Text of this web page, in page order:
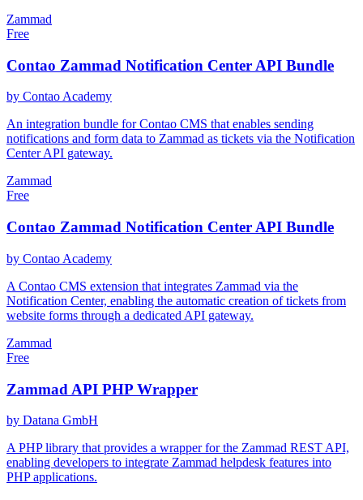
Zammad
Free
Contao Zammad Notification Center API Bundle
by Contao Academy
An integration bundle for Contao CMS that enables sending
notifications and form data to Zammad as tickets via the Notification
Center API gateway.
Zammad
Free
Contao Zammad Notification Center API Bundle
by Contao Academy
A Contao CMS extension that integrates Zammad via the
Notification Center, enabling the automatic creation of tickets from
website forms through a dedicated API gateway.
Zammad
Free
Zammad API PHP Wrapper
by Datana GmbH
A PHP library that provides a wrapper for the Zammad REST API,
enabling developers to integrate Zammad helpdesk features into
PHP applications.